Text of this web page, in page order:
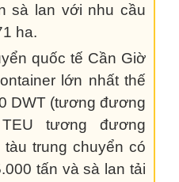
sà lan với nhu cầu
ha.
quốc tế Cần Giờ
lớn nhất thế
DWT (tương đương
tương đương
trung chuyển có
tấn và sà lan tải